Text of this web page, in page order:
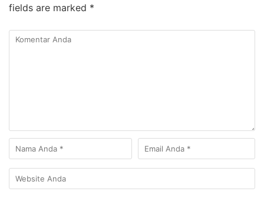
fields are marked *